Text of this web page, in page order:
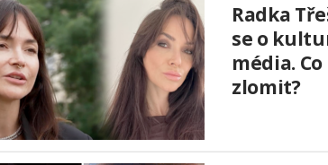
Radka
se o
média.
zlomit?